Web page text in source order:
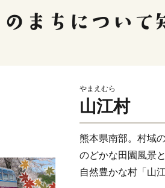
やまえむら
山江村
熊本県南部。村域
のどかな田園風景
自然豊かな村「山